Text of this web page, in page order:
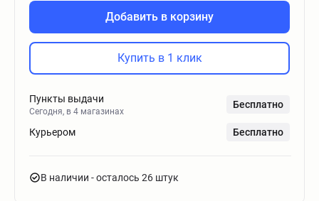
Добавить в корзину
Купить в 1 клик
Пункты выдачи
Сегодня, в 4 магазинах
Бесплатно
Курьером Бесплатно
В наличии - осталось 26 штук